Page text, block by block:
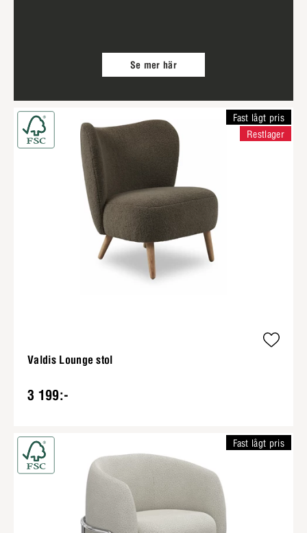
Se mer här
Valdis Lounge stol
3 199:-
Fast lågt pris
Restlager
Fast lågt pris